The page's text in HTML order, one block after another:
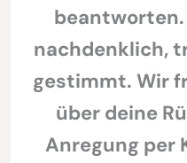
nachdenklich,
gestimmt. Wir
über deine
Anregung per